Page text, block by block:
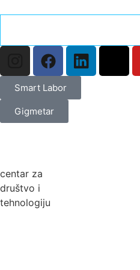
Smart Labor
Gigmetar
centar za
društvo i
tehnologiju